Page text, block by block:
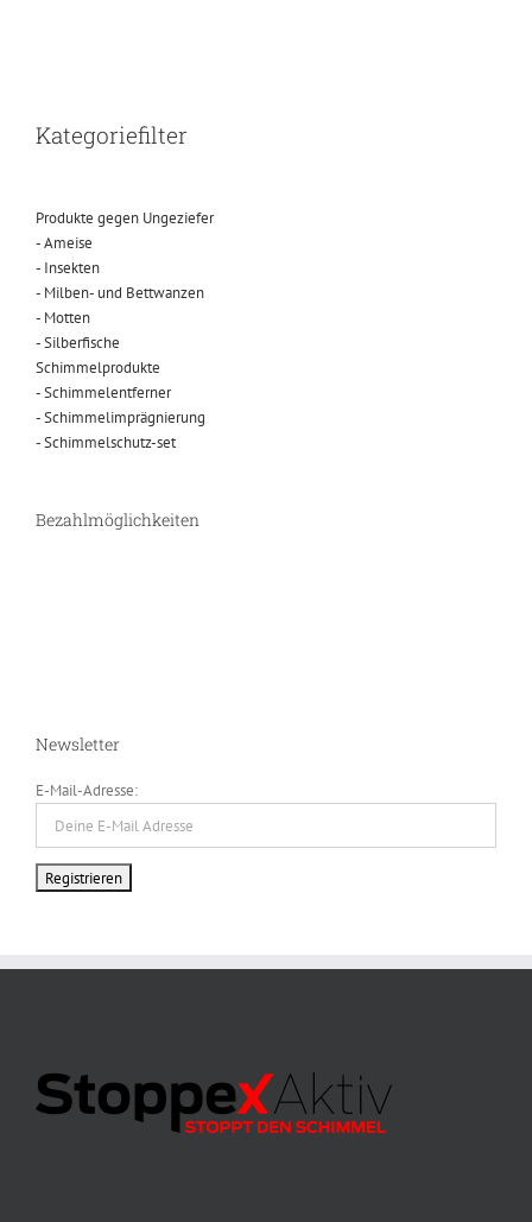
Kategoriefilter
Produkte gegen Ungeziefer
- Ameise
- Insekten
- Milben- und Bettwanzen
- Motten
- Silberfische
Schimmelprodukte
- Schimmelentferner
- Schimmelimprägnierung
- Schimmelschutz-set
Bezahlmöglichkeiten
Newsletter
E-Mail-Adresse: